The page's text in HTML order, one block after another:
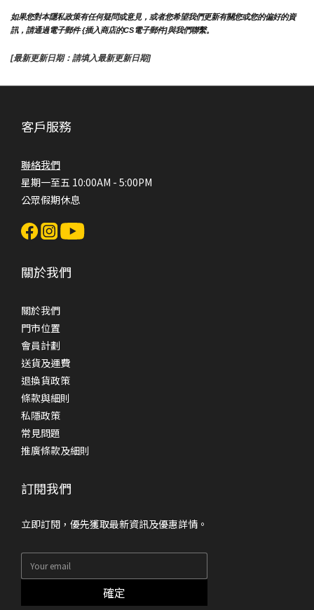
如果您對本隱私政策有任何疑問或意見，或者您希望我們更新有關您或您的偏好的資
訊，請通過電子郵件 {插入商店的CS電子郵件]與我們聯繫。
[最新更新日期：請填入最新更新日期]
客戶服務
聯絡我們
星期一至五 10:00AM - 5:00PM
公眾假期休息
關於我們
關於我們
門市位置
會員計劃
送貨及運費
退換貨政策
條款與細則
私隱政策
常見問題
推廣條款及細則
訂閱我們
立即訂閱，優先獲取最新資訊及優惠詳情。
確定